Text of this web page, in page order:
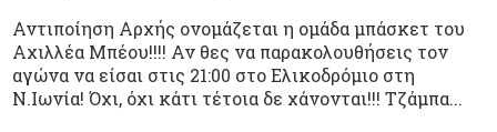
Αντιποίηση Αρχής ονομάζεται η ομάδα μπάσκετ του
Αχιλλέα Μπέου!!!! Αν θες να παρακολουθήσεις τον
αγώνα να είσαι στις 21:00 στο Ελικοδρόμιο στη
Ν.Ιωνία! Όχι, όχι κάτι τέτοια δε χάνονται!!! Τζάμπα...